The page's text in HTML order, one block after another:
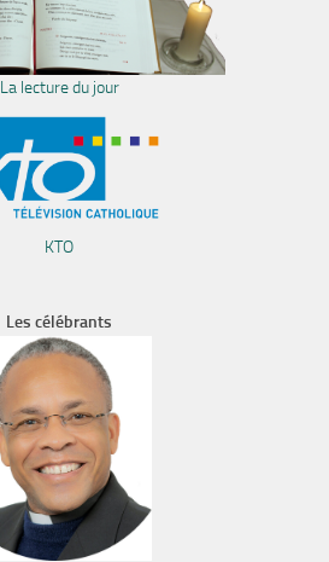
La lecture du jour
KTO
Les célébrants